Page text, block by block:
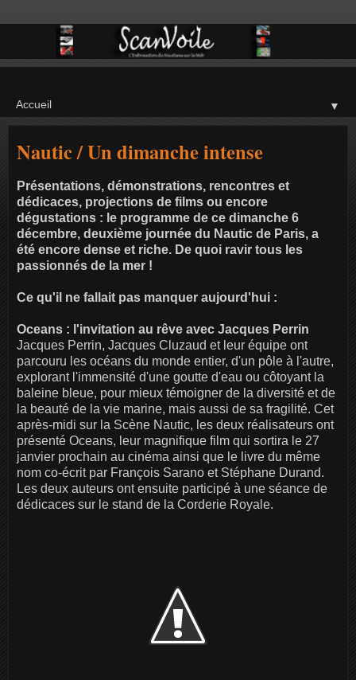
▼
Nautic / Un dimanche intense
Présentations, démonstrations, rencontres et
dédicaces, projections de films ou encore
dégustations : le programme de ce dimanche 6
décembre, deuxième journée du Nautic de Paris, a
été encore dense et riche. De quoi ravir tous les
passionnés de la mer !
Ce qu'il ne fallait pas manquer aujourd'hui :
Oceans : l'invitation au rêve avec Jacques Perrin
Jacques Perrin, Jacques Cluzaud et leur équipe ont
parcouru les océans du monde entier, d'un pôle à l'autre,
explorant l'immensité d'une goutte d'eau ou côtoyant la
baleine bleue, pour mieux témoigner de la diversité et de
la beauté de la vie marine, mais aussi de sa fragilité. Cet
après-midi sur la Scène Nautic, les deux réalisateurs ont
présenté Oceans, leur magnifique film qui sortira le 27
janvier prochain au cinéma ainsi que le livre du même
nom co-écrit par François Sarano et Stéphane Durand.
Les deux auteurs ont ensuite participé à une séance de
dédicaces sur le stand de la Corderie Royale.